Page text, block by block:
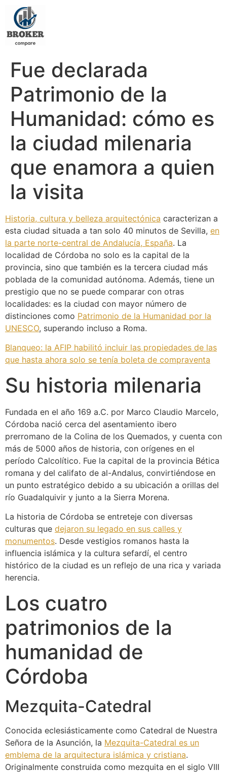
Fue declarada
Patrimonio de la
Humanidad: cómo es
la ciudad milenaria
que enamora a quien
la visita
Historia, cultura y belleza arquitectónica caracterizan a
esta ciudad situada a tan solo 40 minutos de Sevilla, en
la parte norte-central de Andalucía, España. La
localidad de Córdoba no solo es la capital de la
provincia, sino que también es la tercera ciudad más
poblada de la comunidad autónoma. Además, tiene un
prestigio que no se puede comparar con otras
localidades: es la ciudad con mayor número de
distinciones como Patrimonio de la Humanidad por la
UNESCO, superando incluso a Roma.
Blanqueo: la AFIP habilitó incluir las propiedades de las
que hasta ahora solo se tenía boleta de compraventa
Su historia milenaria
Fundada en el año 169 a.C. por Marco Claudio Marcelo,
Córdoba nació cerca del asentamiento ibero
prerromano de la Colina de los Quemados, y cuenta con
más de 5000 años de historia, con orígenes en el
período Calcolítico. Fue la capital de la provincia Bética
romana y del califato de al-Andalus, convirtiéndose en
un punto estratégico debido a su ubicación a orillas del
río Guadalquivir y junto a la Sierra Morena.
La historia de Córdoba se entreteje con diversas
culturas que dejaron su legado en sus calles y
monumentos. Desde vestigios romanos hasta la
influencia islámica y la cultura sefardí, el centro
histórico de la ciudad es un reflejo de una rica y variada
herencia.
Los cuatro
patrimonios de la
humanidad de
Córdoba
Mezquita-Catedral
Conocida eclesiásticamente como Catedral de Nuestra
Señora de la Asunción, la Mezquita-Catedral es un
emblema de la arquitectura islámica y cristiana.
Originalmente construida como mezquita en el siglo VIII